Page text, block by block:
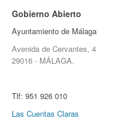
Gobierno Abierto
Ayuntamiento de Málaga
Avenida de Cervantes, 4
29016 - MÁLAGA.
Tlf: 951 926 010
Las Cuentas Claras